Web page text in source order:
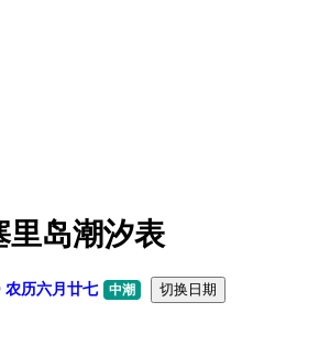
里岛潮汐表
历六月廿七 中潮 切换日期